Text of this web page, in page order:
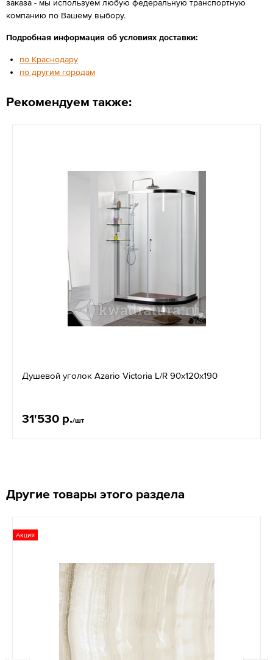
заказа - мы используем любую федеральную транспортную
компанию по Вашему выбору.
Подробная информация об условиях доставки:
по Краснодару
по другим городам
Рекомендуем также:
Душевой уголок Azario Victoria L/R 90х120х190
31'530 р./шт
Другие товары этого раздела
Акция